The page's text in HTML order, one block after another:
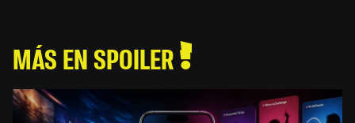
MÁS EN SPOILER